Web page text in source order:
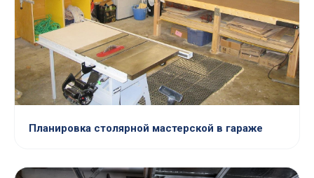
Планировка столярной мастерской в гараже